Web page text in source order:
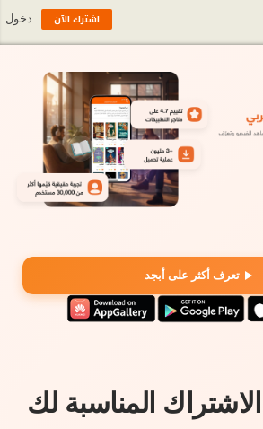
تعرف أكثر على أبجد
المناسبة لك
اشترك الآن دخول